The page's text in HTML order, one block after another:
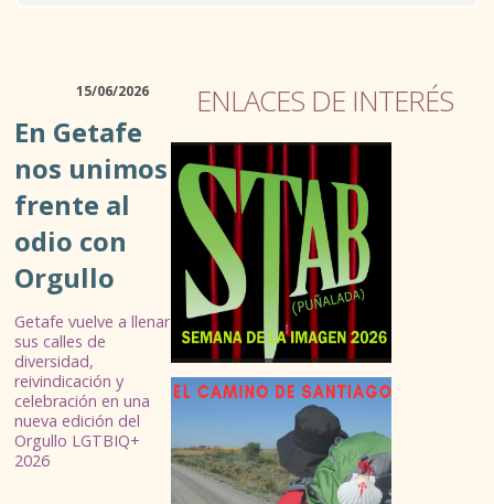
ASOCIACIONISMO Y TIEMPO LIBRE
ACTIVIDADES AL AIRE LIBRE
TALLERES Y ESPACIOS ABIERTOS
ESPACIO MÚSICA JOVEN
TALLERES
PROGRAMA DE MÚSICA
SIAJ
INFORMACIÓN GENERAL Y RECURSOS
15/06/2026
En Getafe
nos unimos
frente al
odio con
Orgullo
Getafe vuelve a llenar
sus calles de
diversidad,
reivindicación y
celebración en una
nueva edición del
Orgullo LGTBIQ+
2026
ENLACES DE INTERÉS